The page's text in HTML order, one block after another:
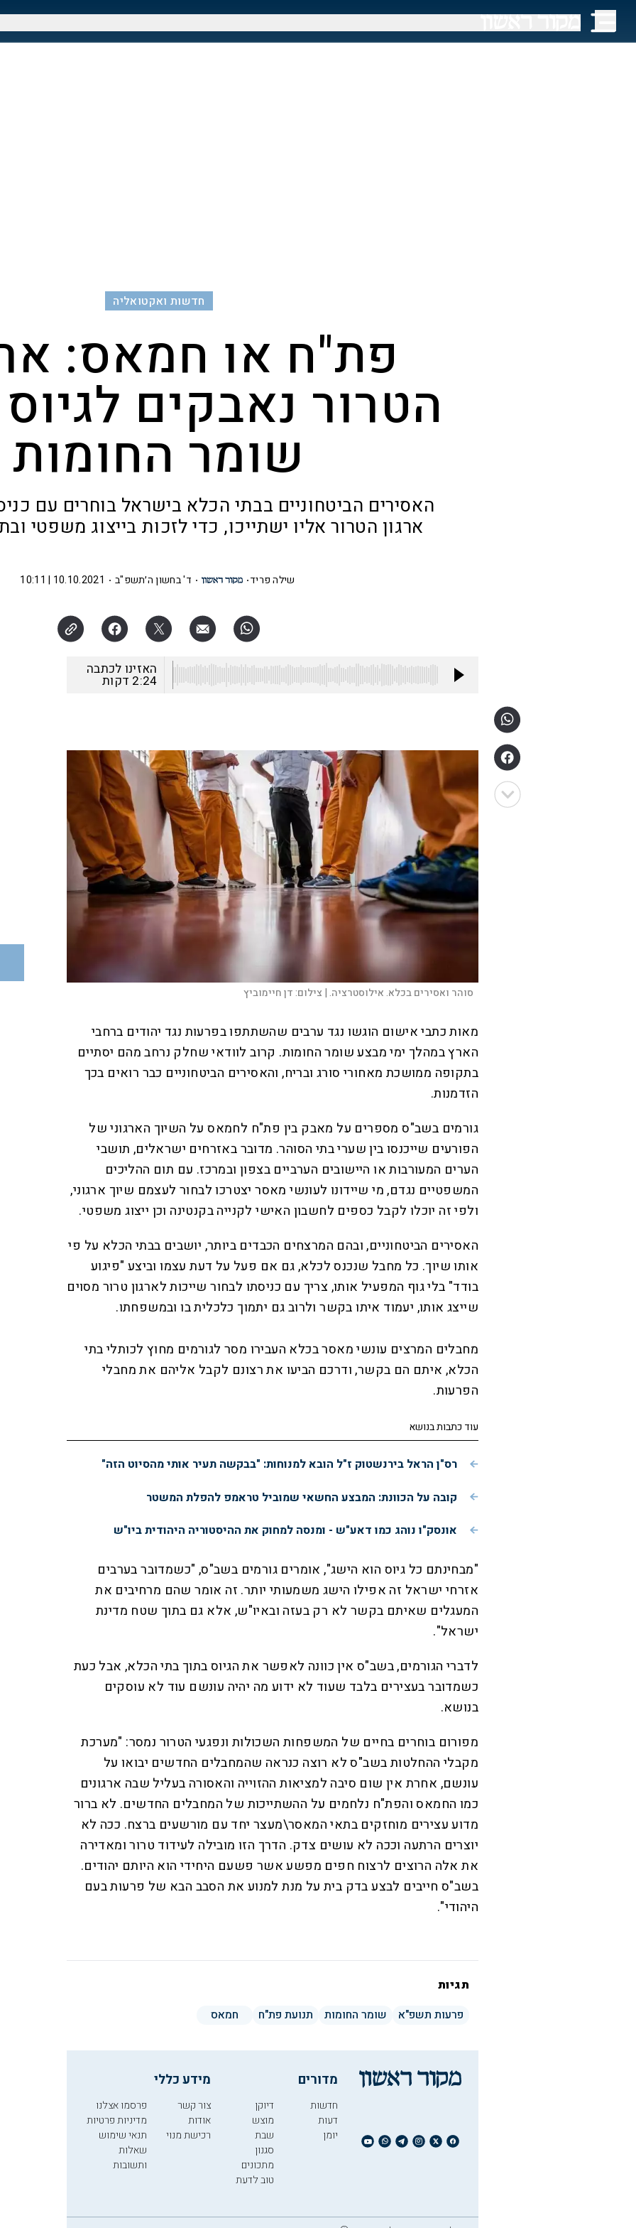
חדשות ואקטואליה
פת"ח או חמאס:
הטרור נאבקים
שומר החומות
האסירים הביטחוניים בבתי הכלא בישראל בוחרים עם
ארגון הטרור אליו ישתייכו, כדי לזכות בייצוג משפטי
שילה פריד ד' בחשון ה׳תשפ"ב 10.10.2021 | 10:11
האזינו לכתבה
2:24 דקות
סוהר ואסירים בכלא. אילוסטרציה. | צילום:דן חיימוביץ
מאות כתבי אישום הוגשו נגד ערבים שהשתתפו בפרעות נגד יהודים ברחבי
הארץ במהלך ימי מבצע שומר החומות. קרוב לוודאי שחלק נרחב מהם יסתיים
בתקופה ממושכת מאחורי סורג ובריח, והאסירים הביטחוניים כבר רואים בכך
הזדמנות.
גורמים בשב"ס מספרים על מאבק בין פת"ח לחמאס על השיוך הארגוני של
הפורעים שייכנסו בין שערי בתי הסוהר. מדובר באזרחים ישראלים, תושבי
הערים המעורבות או היישובים הערביים בצפון ובמרכז. עם תום ההליכים
המשפטיים נגדם, מי שיידונו לעונשי מאסר יצטרכו לבחור לעצמם שיוך ארגוני,
ולפי זה יוכלו לקבל כספים לחשבון האישי לקנייה בקנטינה וכן ייצוג משפטי.
האסירים הביטחוניים, ובהם המרצחים הכבדים ביותר, יושבים בבתי הכלא על פי
אותו שיוך. כל מחבל שנכנס לכלא, גם אם פעל על דעת עצמו וביצע "פיגוע
בודד" בלי גוף המפעיל אותו, צריך עם כניסתו לבחור שייכות לארגון טרור מסוים
שייצג אותו, יעמוד איתו בקשר ולרוב גם יתמוך כלכלית בו ובמשפחתו.
מחבלים המרצים עונשי מאסר בכלא העבירו מסר לגורמים מחוץ לכותלי בתי
הכלא, איתם הם בקשר, ודרכם הביעו את רצונם לקבל אליהם את מחבלי
הפרעות.
עוד כתבות בנושא
רס"ן הראל בירנשטוק ז"ל הובא למנוחות: "בבקשה תעיר אותי מהסיוט הזה"
קובה על הכוונת: המבצע החשאי שמוביל טראמפ להפלת המשטר
אונסק"ו נוהג כמו דאע"ש - ומנסה למחוק את ההיסטוריה היהודית ביו"ש
"מבחינתם כל גיוס הוא הישג", אומרים גורמים בשב"ס, "כשמדובר בערבים
אזרחי ישראל זה אפילו הישג משמעותי יותר. זה אומר שהם מרחיבים את
המעגלים שאיתם בקשר לא רק בעזה ובאיו"ש, אלא גם בתוך שטח מדינת
ישראל".
לדברי הגורמים, בשב"ס אין כוונה לאפשר את הגיוס בתוך בתי הכלא, אבל כעת
כשמדובר בעצירים בלבד שעוד לא ידוע מה יהיה עונשם עוד לא עוסקים
בנושא.
מפורום בוחרים בחיים של המשפחות השכולות ונפגעי הטרור נמסר: "מערכת
מקבלי ההחלטות בשב"ס לא רוצה כנראה שהמחבלים החדשים יבואו על
עונשם, אחרת אין שום סיבה למציאות ההזוייה והאסורה בעליל שבה ארגונים
כמו החמאס והפת"ח נלחמים על ההשתייכות של המחבלים החדשים. לא ברור
מדוע עצירים מוחזקים בתאי המאסר\מעצר יחד עם מורשעים ברצח. ככה לא
יוצרים הרתעה וככה לא עושים צדק. הדרך הזו מובילה לעידוד טרור ומאדירה
את אלה הרוצים לרצוח חפים מפשע אשר פשעם היחידי הוא היותם יהודים.
בשב"ס חייבים לבצע בדק בית על מנת למנוע את הסבב הבא של פרעות בעם
היהודי".
תגיות
פרעות תשפ"א
שומר החומות תנועת פת"ח חמאס
מדורים
חדשות
דעות
יומן
דיוקן
מוצש
שבת
סגנון
מתכונים
טוב לדעת
מידע כללי
צור קשר
אודות
רכישת מנוי
פרסמו אצלנו
מדיניות פרטיות
תנאי שימוש
שאלות
ותשובות